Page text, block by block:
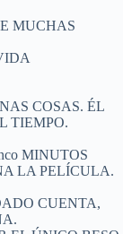
MUCHAS
COSAS. ÉL
TIEMPO.
MINUTOS
LA PELÍCULA.
CUENTA,